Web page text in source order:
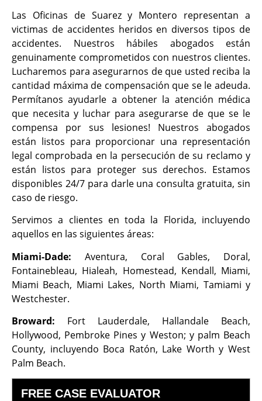
Las Oficinas de Suarez y Montero representan a
victimas de accidentes heridos en diversos tipos de
accidentes. Nuestros hábiles abogados están
genuinamente comprometidos con nuestros clientes.
Lucharemos para asegurarnos de que usted reciba la
cantidad máxima de compensación que se le adeuda.
Permítanos ayudarle a obtener la atención médica
que necesita y luchar para asegurarse de que se le
compensa por sus lesiones! Nuestros abogados
están listos para proporcionar una representación
legal comprobada en la persecución de su reclamo y
están listos para proteger sus derechos. Estamos
disponibles 24/7 para darle una consulta gratuita, sin
caso de riesgo.
Servimos a clientes en toda la Florida, incluyendo
aquellos en las siguientes áreas:
Miami-Dade: Aventura, Coral Gables, Doral,
Fontainebleau, Hialeah, Homestead, Kendall, Miami,
Miami Beach, Miami Lakes, North Miami, Tamiami y
Westchester.
Broward: Fort Lauderdale, Hallandale Beach,
Hollywood, Pembroke Pines y Weston; y palm Beach
County, incluyendo Boca Ratón, Lake Worth y West
Palm Beach.
FREE CASE EVALUATOR